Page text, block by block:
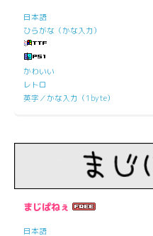
日本語
ひらがな（かな入力）
かわいい
レトロ
英字／かな入力（1byte）
まじぱねぇ
日本語